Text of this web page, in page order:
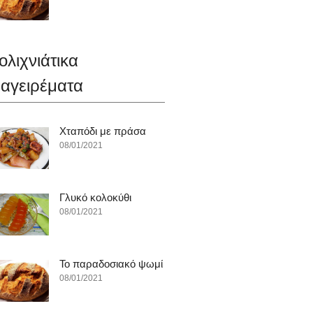
Χταπόδι με πράσα
08/01/2021
Γλυκό κολοκύθι
08/01/2021
To παραδοσιακό ψωμί
08/01/2021